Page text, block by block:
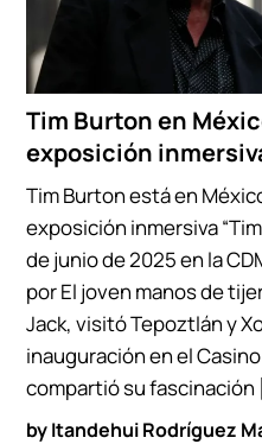
Tim Burton en
exposición
byItandehui Rodríguez
Tim Burton está en
exposición inmersiva
de junio de 2025 en la
por El joven manos de
Jack, visitó Tepoztlán y
inauguración en el
compartió su fascinación